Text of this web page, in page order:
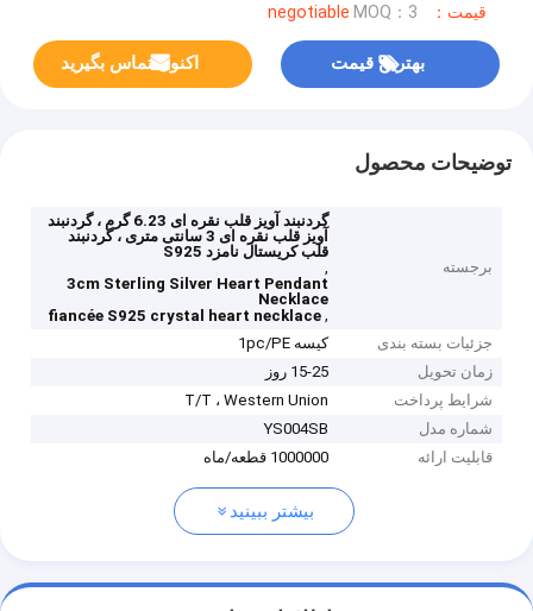
قیمت：negotiable MOQ：3
بهترین قیمت اکنون تماس بگیرید
توضیحات محصول
برجسته
گردنبند آویز قلب نقره ای 6.23 گرم ، گردنبند
آویز قلب نقره ای 3 سانتی متری ، گردنبند
قلب کریستال نامزد S925
,
3cm Sterling Silver Heart Pendant
Necklace
,
fiancée S925 crystal heart necklace
جزئیات بسته بندی
کیسه 1pc/PE
زمان تحویل
15-25 روز
شرایط پرداخت
T/T ، Western Union
شماره مدل
YS004SB
قابلیت ارائه
1000000 قطعه/ماه
بیشتر ببینید